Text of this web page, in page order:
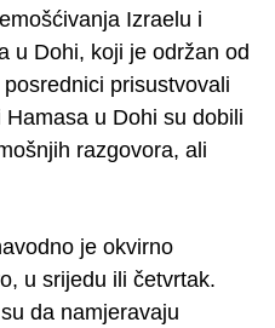
Izraelu i
u Dohi, koji je održan od
prisustvovali
u Dohi su dobili
razgovora, ali
je okvirno
u srijedu ili četvrtak.
da namjeravaju